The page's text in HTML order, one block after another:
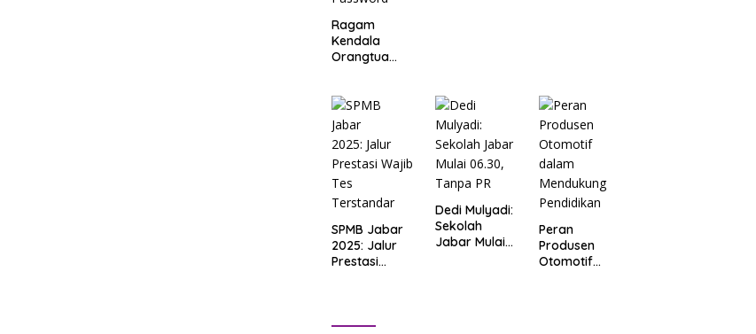
Ragam
Kendala
Orangtua
Jakarta
2025: Salah
Input Data
hingga Lupa
Password
SPMB Jabar
2025: Jalur
Prestasi
Dedi Mulyadi:
Sekolah
Jabar Mulai
Peran
Produsen
Otomotif